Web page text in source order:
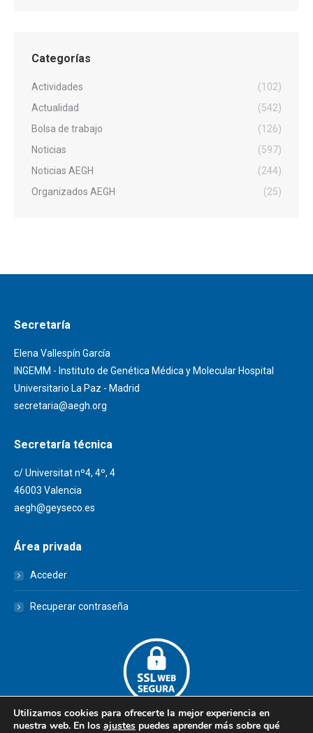
Categorías
Actividades
(102)
Actualidad
(542)
Bolsa de trabajo
(126)
Noticias
(597)
Noticias AEGH
(244)
Organizados AEGH
(25)
Secretaría
Elena Vallespín García
INGEMM - Instituto de Genética Médica y Molecular Hospital
Universitario La Paz - Madrid
secretaria@aegh.org
Secretaría técnica
c/ Universitat nº4, 4º, 4
46003 Valencia
aegh@geyseco.es
Área privada
Acceder
Recuperar contraseña
Utilizamos cookies para ofrecerte la mejor experiencia en
nuestra web. En los ajustes puedes aprender más sobre qué